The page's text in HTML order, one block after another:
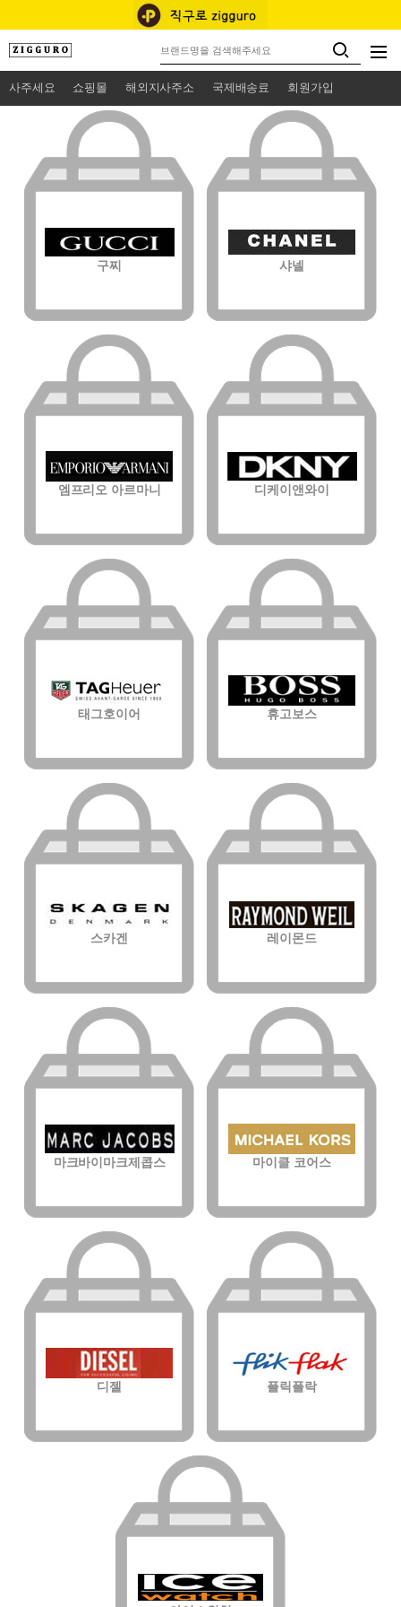
사주세요 쇼핑몰 해외지사주소 국제배송료 회원가입
구찌 샤넬
엠프리오 아르마니 디케이앤와이
태그호이어 휴고보스
스카겐 레이몬드
마크바이마크제콥스 마이클 코어스
디젤 플릭플락